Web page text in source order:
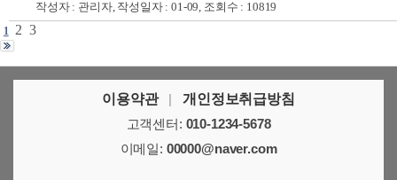
작성자 : 관리자, 작성일자 : 01-09, 조회수 : 10819
1 2 3
이용약관 |
개인정보취급방침
고객센터: 010-1234-5678
이메일: 00000@naver.com